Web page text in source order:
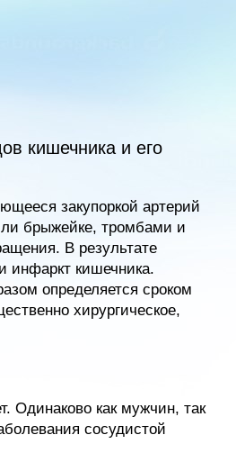
кишечника и его
закупоркой артерий
брыжейке, тромбами и
В результате
инфаркт кишечника.
определяется сроком
хирургическое,
Одинаково как мужчин, так
сосудистой